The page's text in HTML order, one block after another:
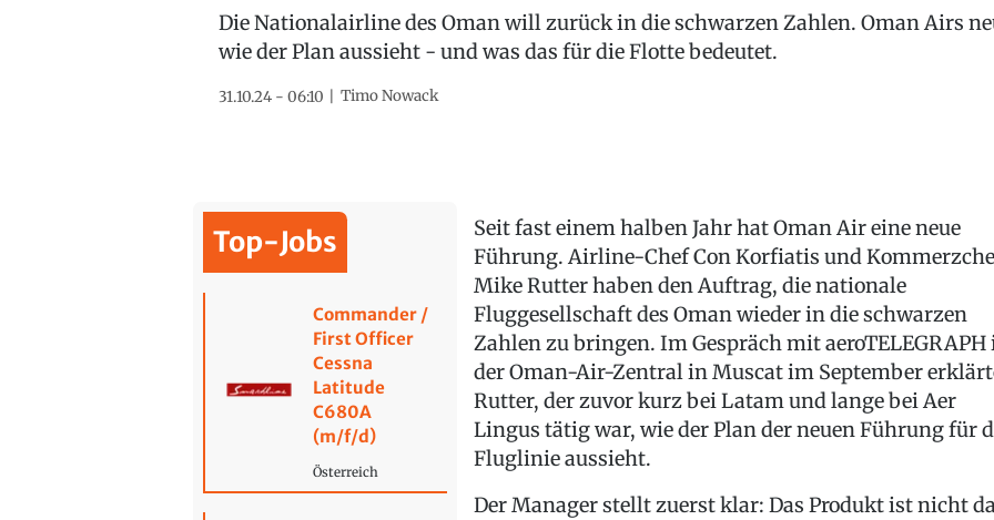
Die Nationalairline des Oman will zurück in die schwarzen Zahlen. Oman Airs
wie der Plan aussieht - und was das für die Flotte bedeutet.
31.10.24 - 06:10 Timo Nowack
Top-Jobs
Commander /
First Officer
Cessna
Latitude
C680A
(m/f/d)
Österreich
Seit fast einem halben Jahr hat Oman Air eine neue
Führung. Airline-Chef Con Korfiatis und
Mike Rutter haben den Auftrag, die nationale
Fluggesellschaft des Oman wieder in die schwarzen
Zahlen zu bringen. Im Gespräch mit aeroTELEGRAPH
der Oman-Air-Zentral in Muscat im September
Rutter, der zuvor kurz bei Latam und lange bei Aer
Lingus tätig war, wie der Plan der neuen Führung für
Fluglinie aussieht.
Der Manager stellt zuerst klar: Das Produkt ist nicht